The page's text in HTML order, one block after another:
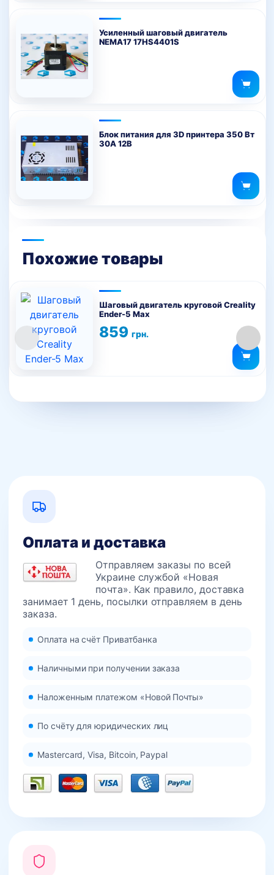
Усиленный шаговый двигатель
NEMA17 17HS4401S
Блок питания для 3D принтера 350 Вт
30А 12В
Похожие товары
Шаговый двигатель круговой Creality
Ender-5 Max
859 грн.
Оплата и доставка
Отправляем заказы по всей
Украине службой «Новая
почта». Как правило, доставка
занимает 1 день, посылки отправляем в день
заказа.
Оплата на счёт Приватбанка
Наличными при получении заказа
Наложенным платежом «Новой Почты»
По счёту для юридических лиц
Mastercard, Visa, Bitcoin, Paypal